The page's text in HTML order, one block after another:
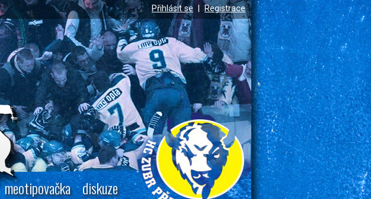
Přihlásit se Registrace
meotipovačka diskuze